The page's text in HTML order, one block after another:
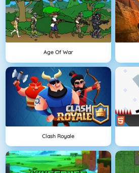
Age Of War
Clash Royale